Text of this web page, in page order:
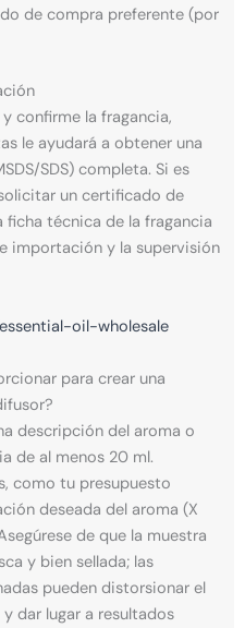
de compra preferente (por
confirme la fragancia,
le ayudará a obtener una
SDS) completa. Si es
un certificado de
ficha técnica de la fragancia
importación y la supervisión
oil-wholesale
para crear una
descripción del aroma o
de al menos 20 ml.
como tu presupuesto
deseada del aroma (X
de que la muestra
y bien sellada; las
pueden distorsionar el
dar lugar a resultados